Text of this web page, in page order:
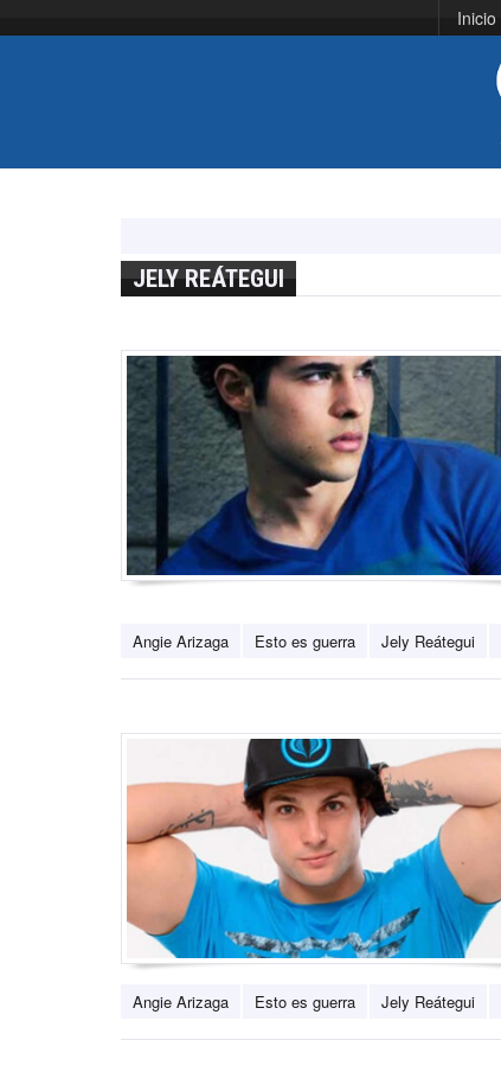
Inicio
JELY REÁTEGUI
Angie Arizaga Esto es guerra Jely Reátegui
Angie Arizaga Esto es guerra Jely Reátegui